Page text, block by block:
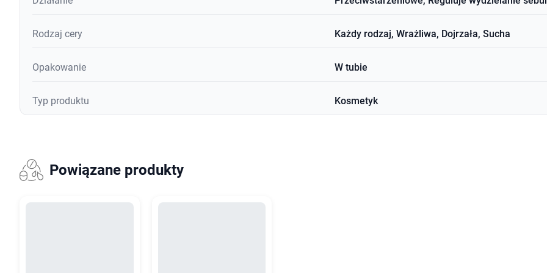
Rodzaj cery Każdy rodzaj, Wrażliwa, Dojrzała, Sucha
Opakowanie W tubie
Typ produktu Kosmetyk
Powiązane produkty